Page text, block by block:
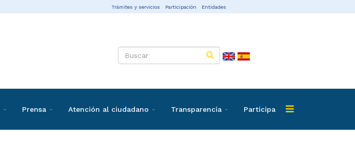
Trámites y servicios Participación Entidades
Prensa Atención al ciudadano Transparencia Participa